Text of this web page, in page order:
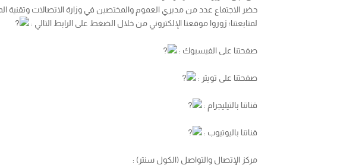
حضر الاجتماع عدد من مديري العموم والمختصين في وزارة الاتصالات وتقنية
لمتابعتنا؛ زوروا موقعنا الإلكتروني من خلال الضغط على الرابط التالي :
صفحتنا على الفيسبوك :
صفحتنا على تويتر :
قناتنا بالتيليجرام :
قناتنا باليوتيوب :
مركز الإتصال والتواصل (الكول سنتر) :